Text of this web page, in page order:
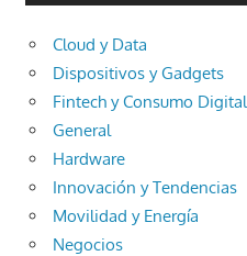
Cloud y Data
Dispositivos y Gadgets
Fintech y Consumo Digital
General
Hardware
Innovación y Tendencias
Movilidad y Energía
Negocios